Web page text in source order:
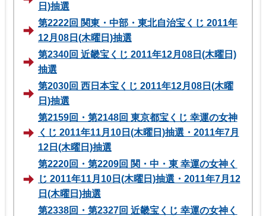
日)抽選
第2222回 関東・中部・東北自治宝くじ 2011年
12月08日(木曜日)抽選
第2340回 近畿宝くじ 2011年12月08日(木曜日)
抽選
第2030回 西日本宝くじ 2011年12月08日(木曜
日)抽選
第2159回・第2148回 東京都宝くじ 幸運の女神
くじ 2011年11月10日(木曜日)抽選・2011年7月
12日(木曜日)抽選
第2220回・第2209回 関・中・東 幸運の女神く
じ 2011年11月10日(木曜日)抽選・2011年7月12
日(木曜日)抽選
第2338回・第2327回 近畿宝くじ 幸運の女神く